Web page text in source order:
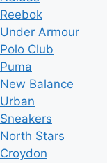
Reebok
Under Armour
Polo Club
Puma
New Balance
Urban
Sneakers
North Stars
Croydon